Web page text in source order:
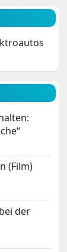
(Film)
der